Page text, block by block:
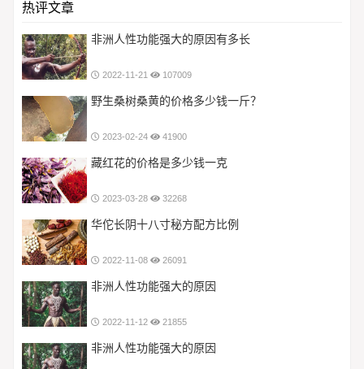
热评文章
非洲人性功能强大的原因有多长
2022-11-21 107009
野生桑树桑黄的价格多少钱一斤？
2023-02-24 41900
藏红花的价格是多少钱一克
2023-03-28 32268
华佗长阴十八寸秘方配方比例
2022-11-08 26091
非洲人性功能强大的原因
2022-11-12 21855
非洲人性功能强大的原因